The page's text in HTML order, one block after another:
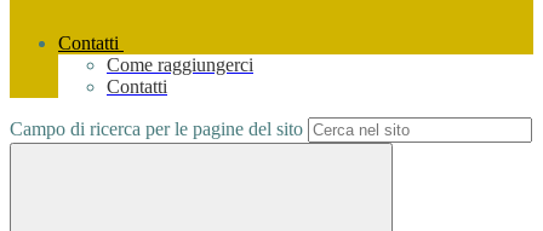
Contatti
Come raggiungerci
Contatti
Campo di ricerca per le pagine del sito